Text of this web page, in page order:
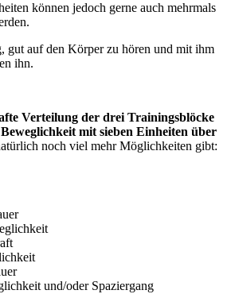
können jedoch gerne auch mehrmals
gut auf den Körper zu hören und mit ihm
ihn.
Verteilung der drei Trainingsblöcke
mit sieben Einheiten über
noch viel mehr Möglichkeiten gibt:
und/oder Spaziergang